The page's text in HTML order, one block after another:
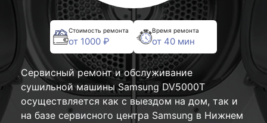
Стоимость ремонта
от 1000 ₽
Время ремонта
от 40 мин
Сервисный ремонт и обслуживание
сушильной машины Samsung DV5000T
осуществляется как с выездом на дом, так и
на базе сервисного центра Samsung в Нижнем